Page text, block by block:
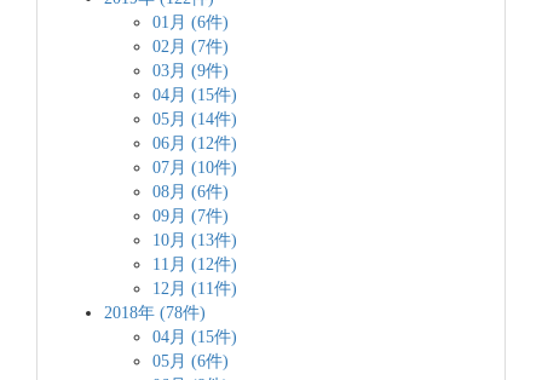
01月 (6件)
02月 (7件)
03月 (9件)
04月 (15件)
05月 (14件)
06月 (12件)
07月 (10件)
08月 (6件)
09月 (7件)
10月 (13件)
11月 (12件)
12月 (11件)
2018年 (78件)
04月 (15件)
05月 (6件)